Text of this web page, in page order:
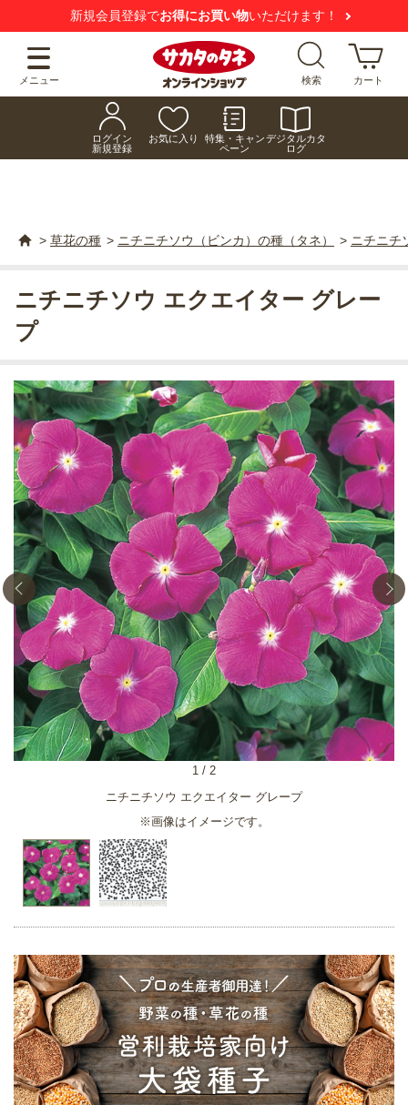
新規会員登録でお得にお買い物いただけます！
メニュー 検索 カート
ログイン
新規登録
お気に入り
特集・キャン
ペーン
デジタルカタ
ログ
> 草花の種 > ニチニチソウ（ビンカ）の種（タネ） > ニチニチ
ニチニチソウ エクエイター グレープ
※画像はイメージです。
1 / 2
ニチニチソウ エクエイター グレー
プ